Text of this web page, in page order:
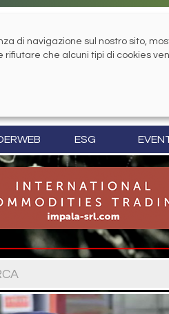
ESG
di navigazione sul nostro sito,
che alcuni tipi di cookies